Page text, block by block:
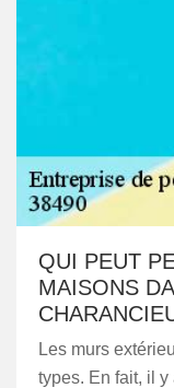
QUI PEUT
MAISONS
Les murs
types. En fait, il